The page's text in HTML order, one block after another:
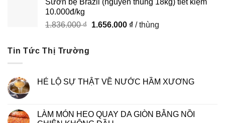
là:
tại
1.540.000 ₫.
Sườn bẹ Brazil (nguyên thùng 18kg) tiết kiệm
10.000đ/kg
1.836.000₫ Giá
1.656.000 ₫Giá
/ thùng
Tin Tức Thị Trường
HÉ LỘ SỰ THẬT VỀ NƯỚC HẦM XƯƠNG
LÀM MÓN HEO QUAY DA GIÒN BẰNG NỒI